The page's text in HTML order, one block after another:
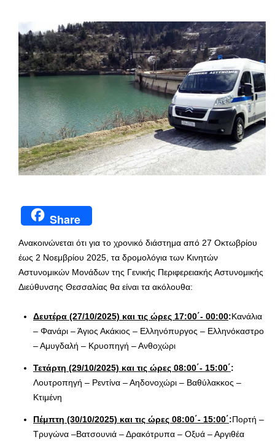
Share
Ανακοινώνεται ότι για το χρονικό διάστημα από 27 Οκτωβρίου
έως 2 Νοεμβρίου 2025, τα δρομολόγια των Κινητών
Αστυνομικών Μονάδων της Γενικής Περιφερειακής Αστυνομικής
Διεύθυνσης Θεσσαλίας θα είναι τα ακόλουθα:
Δευτέρα (27/10/2025) και τις ώρες 17:00΄- 00:00:Κανάλια
– Φανάρι – Άγιος Ακάκιος – Ελληνόπυργος – Ελληνόκαστρο
– Αμυγδαλή – Κρυοπηγή – Ανθοχώρι
Τετάρτη (29/10/2025) και τις ώρες 08:00΄- 15:00΄:
Λουτροπηγή – Ρεντίνα – Αηδονοχώρι – Βαθύλακκος –
Κτιμένη
Πέμπτη (30/10/2025) και τις ώρες 08:00΄- 15:00΄:Πορτή –
Τρυγώνα –Βατσουνιά – Δρακότρυπα – Οξυά – Αργιθέα